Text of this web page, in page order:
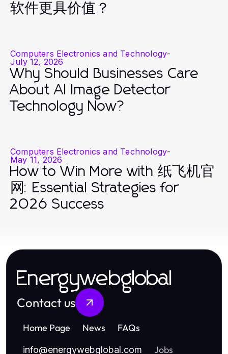
软件更具价值？
Computers Electronics and Technology-
July 12, 2026
Why Should Businesses Care
About AI Image Detector
Technology Now?
Computers Electronics and Technology-
May 11, 2026
How to Win More with 纸飞机官
网: Essential Strategies for
2026 Success
Energywebglobal
Contact us
Home Page News FAQs
info@energywebglobal.com Jobs